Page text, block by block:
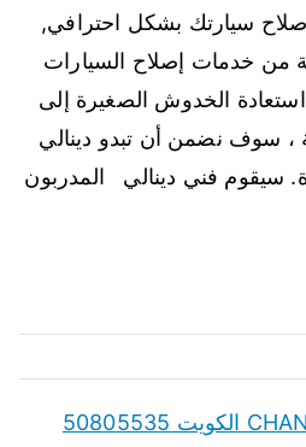
سيارتك بشكل احترافي,
من خدمات إصلاح السيارات
الخدوش الصغيرة إلى
، سوف نضمن أن تبدو دينالي
سيقوم فني دينالي المدربون
قطع غيار شانجان CHANGAN الكويت 50805535